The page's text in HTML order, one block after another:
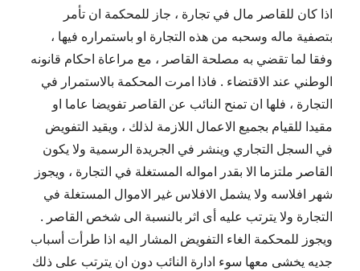
اذا كان للقاصر مال في تجارة ، جاز للمحكمة ان تأمر
بتصفية ماله وسحبه من هذه التجارة او باستمراره فيها ،
وفقا لما تقضي به مصلحة القاصر ، مع مراعاة احكام قانونه
الوطني عند الاقتضاء . فاذا امرت المحكمة بالاستمرار في
التجارة ، فلها ان تمنح النائب عن القاصر تفويضا عاما او
مقيدا للقيام بجميع الاعمال اللازمة لذلك ، ويقيد التفويض
في السجل التجاري وينشر في الجريدة الرسمية ولا يكون
القاصر ملتزما الا بقدر امواله المستغلة في التجارة ، ويجوز
شهر افلاسه ولا يشمل الافلاس غير الاموال المستغلة في
التجارة ولا يترتب عليه أى اثر بالنسبة الى شخص القاصر .
ويجوز للمحكمة الغاء التفويض المشار اليه اذا طرأت أسباب
جديه يخشى معها سوء ادارة النائب دون ان يترتب على ذلك